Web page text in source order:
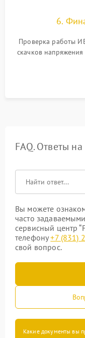
6.
Проверка работы
скачков
времени
FAQ. Ответы
Вы можете
часто
сервисный центр
телефону+7 (831)
свой вопрос.
Какие документы вы